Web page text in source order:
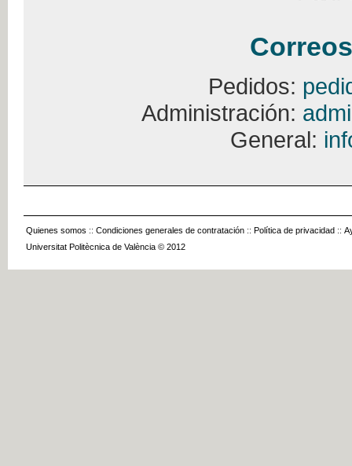
Pedidos:
Administración:
General:
Quienes somos :: Condiciones generales de contratación :: Política de privacidad ::
Universitat Politècnica de València © 2012